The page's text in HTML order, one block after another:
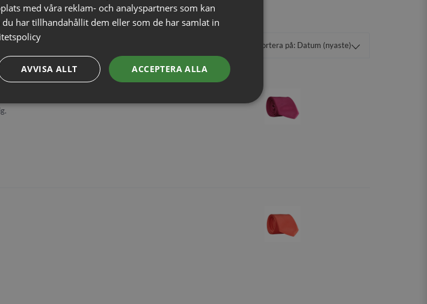
med våra reklam- och analyspartners som kan
har tillhandahållit dem eller som de har samlat in
ACCEPTERA ALLA
AVVISA ALLT